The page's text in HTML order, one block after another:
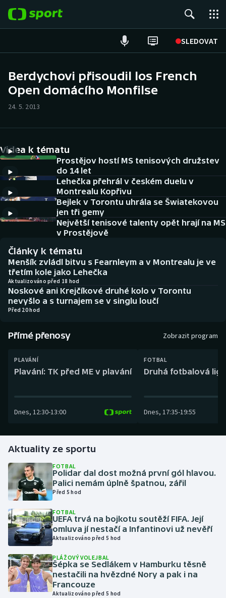
SLEDOVAT
Hokej
Cyklistika
DALŠÍ SPORTY
Americký fotbal
Baseball a softbal
Basketbal
Biatlon
Boby a skeleton
Box
Curling
Golf
Gymnastika
Házená
Jezdectví
Judo
Krasobruslení
NEPŘEHLÉDNĚTE
Historické návraty
Aplikace ČT sport
AZ kvíz
Berdychovi přisoudil los French
Open domácího Monfilse
24. 5. 2013
Videa k tématu
Prostějov hostí MS tenisových družstev
do 14 let
Lehečka přehrál v českém duelu v
Montrealu Kopřivu
Bejlek v Torontu uhrála se Šwiatekovou
jen tři gemy
Největší tenisové talenty opět hrají na MS
v Prostějově
Články k tématu
Menšík zvládl bitvu s Fearnleym a v Montrealu je ve
třetím kole jako Lehečka
Aktualizováno před 18 hod
Noskové ani Krejčíkové druhé kolo v Torontu
nevyšlo a s turnajem se v singlu loučí
Před 20 hod
Přímé přenosy Zobrazit program
PLAVÁNÍ
Plavání: TK před ME v plavání
Dnes, 12:30-13:00
FOTBAL
Druhá fotbalová
Dnes, 17:35-19:55
Aktuality ze sportu
FOTBAL
Polidar dal dost možná první gól hlavou.
Palici nemám úplně špatnou, zářil
Před 5 hod
FOTBAL
UEFA trvá na bojkotu soutěží FIFA. Její
omluva jí nestačí a Infantinovi už nevěří
Aktualizováno před 5 hod
PLÁŽOVÝ VOLEJBAL
Šépka se Sedlákem v Hamburku těsně
nestačili na hvězdné Nory a pak i na
Francouze
Aktualizováno před 5 hod